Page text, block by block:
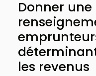
Donner
les revenus